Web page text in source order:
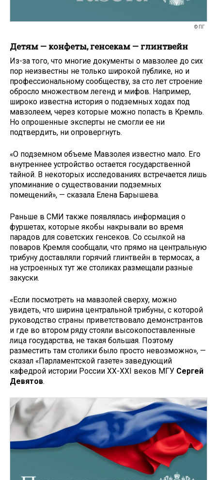
© ПГ
Детям — конфеты, генсекам — глинтвейн
Из-за того, что многие документы о мавзолее до сих
пор неизвестны не только широкой публике, но и
профессиональному сообществу, за сто лет строение
обросло множеством легенд и мифов. Например,
широко известна история о подземных ходах под
мавзолеем, через которые можно попасть в Кремль.
Но опрошенные эксперты не смогли ее ни
подтвердить, ни опровергнуть.
«О подземном объеме Мавзолея известно мало. Его
внутреннее устройство остается государственной
тайной. В некоторых исследованиях встречается лишь
упоминание о существовании подземных
помещений», — сказала Елена Барышева.
Раньше в СМИ также появлялась информация о
фуршетах, которые якобы накрывали во время
парадов для советских генсеков. Со ссылкой на
поваров Кремля сообщали, что прямо на центральную
трибуну доставляли горячий глинтвейн в термосах, а
на устроенных тут же столиках размещали разные
закуски.
«Если посмотреть на мавзолей сверху, можно
увидеть, что ширина центральной трибуны, с которой
руководство страны приветствовало демонстрантов
и где во втором ряду стояли высокопоставленные
лица государства, не такая большая. Поэтому
разместить там столики было просто невозможно», —
сказал «Парламентской газете» заведующий
кафедрой истории России ХХ-ХХI веков МГУ Сергей
Девятов.